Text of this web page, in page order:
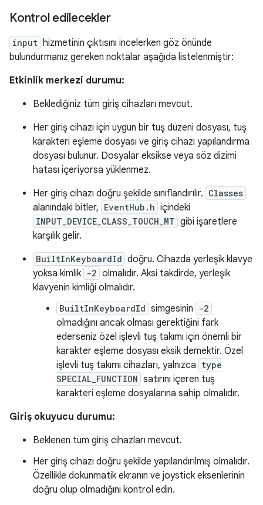
Kontrol edilecekler
input hizmetinin çıktısını incelerken göz önünde
bulundurmanız gereken noktalar aşağıda listelenmiştir:
Etkinlik merkezi durumu:
Beklediğiniz tüm giriş cihazları mevcut.
Her giriş cihazı için uygun bir tuş düzeni dosyası, tuş
karakteri eşleme dosyası ve giriş cihazı yapılandırma
dosyası bulunur. Dosyalar eksikse veya söz dizimi
hatası içeriyorsa yüklenmez.
Her giriş cihazı doğru şekilde sınıflandırılır. Classes
alanındaki bitler, EventHub.h içindeki
INPUT_DEVICE_CLASS_TOUCH_MT gibi işaretlere
karşılık gelir.
BuiltInKeyboardId doğru. Cihazda yerleşik klavye
yoksa kimlik -2 olmalıdır. Aksi takdirde, yerleşik
klavyenin kimliği olmalıdır.
BuiltInKeyboardId simgesinin -2
olmadığını ancak olması gerektiğini fark
ederseniz özel işlevli tuş takımı için önemli bir
karakter eşleme dosyası eksik demektir. Özel
işlevli tuş takımı cihazları, yalnızca type
SPECIAL_FUNCTION satırını içeren tuş
karakteri eşleme dosyalarına sahip olmalıdır.
Giriş okuyucu durumu:
Beklenen tüm giriş cihazları mevcut.
Her giriş cihazı doğru şekilde yapılandırılmış olmalıdır.
Özellikle dokunmatik ekranın ve joystick eksenlerinin
doğru olup olmadığını kontrol edin.